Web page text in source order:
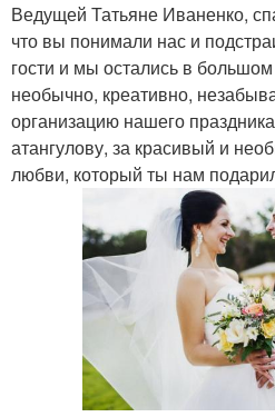
Ведущей Татьяне Иваненко,
что вы понимали нас и
гости и мы остались в
необычно, креативно,
организацию нашего
атангулову, за красивый и
любви, который ты нам